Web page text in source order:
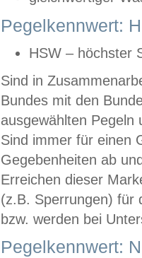
Pegelkennwert:
HSW – höchster
Sind in
Bundes mit den
ausgewählten
Sind immer für einen
Gegebenheiten ab
Erreichen dieser
(z.B. Sperrungen) für
bzw. werden bei
Pegelkennwert: